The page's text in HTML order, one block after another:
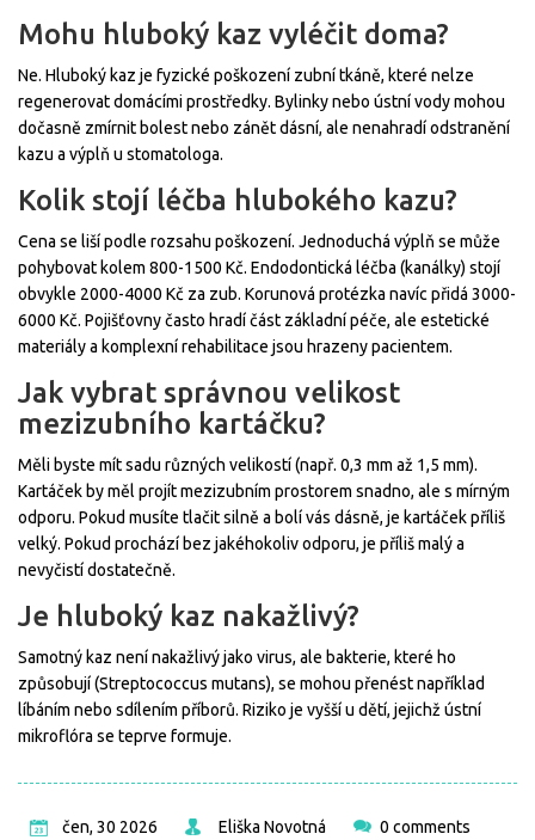
Mohu hluboký kaz vyléčit doma?
Ne. Hluboký kaz je fyzické poškození zubní tkáně, které nelze
regenerovat domácími prostředky. Bylinky nebo ústní vody mohou
dočasně zmírnit bolest nebo zánět dásní, ale nenahradí odstranění
kazu a výplň u stomatologa.
Kolik stojí léčba hlubokého kazu?
Cena se liší podle rozsahu poškození. Jednoduchá výplň se může
pohybovat kolem 800-1500 Kč. Endodontická léčba (kanálky) stojí
obvykle 2000-4000 Kč za zub. Korunová protézka navíc přidá 3000-
6000 Kč. Pojišťovny často hradí část základní péče, ale estetické
materiály a komplexní rehabilitace jsou hrazeny pacientem.
Jak vybrat správnou velikost
mezizubního kartáčku?
Měli byste mít sadu různých velikostí (např. 0,3 mm až 1,5 mm).
Kartáček by měl projít mezizubním prostorem snadno, ale s mírným
odporu. Pokud musíte tlačit silně a bolí vás dásně, je kartáček příliš
velký. Pokud prochází bez jakéhokoliv odporu, je příliš malý a
nevyčistí dostatečně.
Je hluboký kaz nakažlivý?
Samotný kaz není nakažlivý jako virus, ale bakterie, které ho
způsobují (Streptococcus mutans), se mohou přenést například
líbáním nebo sdílením příborů. Riziko je vyšší u dětí, jejichž ústní
mikroflóra se teprve formuje.
čen, 30 2026 Eliška Novotná 0 comments